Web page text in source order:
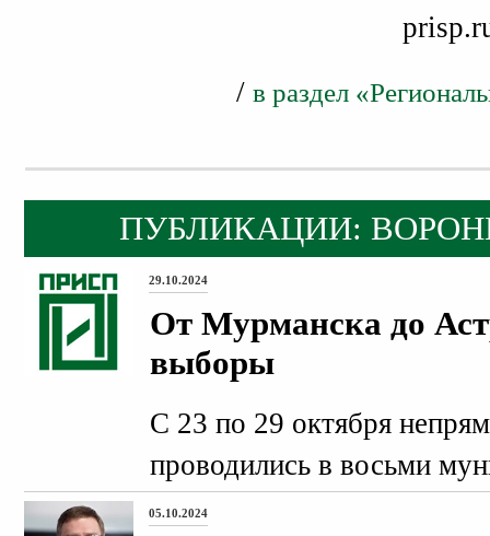
/ в раздел
ПУБЛИКАЦИИ:
29.10.2024
От Мурманска до
выборы
С 23 по 29 октября
проводились в восьми
05.10.2024